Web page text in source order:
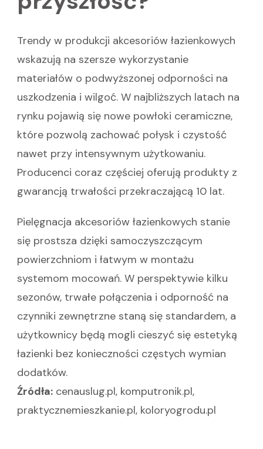
Trendy w produkcji akcesoriów łazienkowych
wskazują na szersze wykorzystanie
materiałów o podwyższonej odporności na
uszkodzenia i wilgoć. W najbliższych latach na
rynku pojawią się nowe powłoki ceramiczne,
które pozwolą zachować połysk i czystość
nawet przy intensywnym użytkowaniu.
Producenci coraz częściej oferują produkty z
gwarancją trwałości przekraczającą 10 lat.
Pielęgnacja akcesoriów łazienkowych stanie
się prostsza dzięki samoczyszczącym
powierzchniom i łatwym w montażu
systemom mocowań. W perspektywie kilku
sezonów, trwałe połączenia i odporność na
czynniki zewnętrzne staną się standardem, a
użytkownicy będą mogli cieszyć się estetyką
łazienki bez konieczności częstych wymian
dodatków.
Źródła: cenauslug.pl, komputronik.pl,
praktycznemieszkanie.pl, koloryogrodu.pl